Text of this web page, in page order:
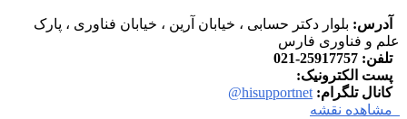
آدرس: بلوار دکتر حسابی ، خیابان آرین ، خیابان فناوری ، پارک
علم و فناوری فارس
تلفن: 25917757-021
پست الکترونیک:
کانال تلگرام: hisupportnet@
مشاهده نقشه